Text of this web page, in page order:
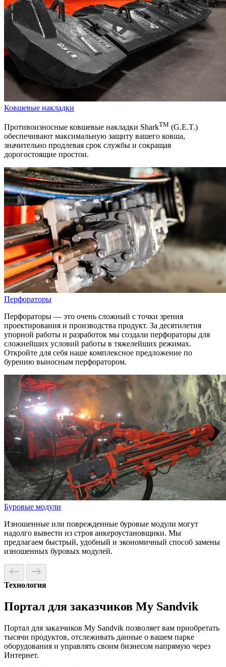
Ковшевые накладки
Противоизносные ковшевые накладки SharkТМ (G.E.T.)
обеспечивают максимальную защиту вашего ковша,
значительно продлевая срок службы и сокращая
дорогостоящие простои.
Перфораторы
Перфораторы — это очень сложный с точки зрения
проектирования и производства продукт. За десятилетия
упорной работы и разработок мы создали перфораторы для
сложнейших условий работы в тяжелейших режимах.
Откройте для себя наше комплексное предложение по
бурению выносным перфоратором.
Буровые модули
Изношенные или поврежденные буровые модули могут
надолго вывести из строя анкероустановщики. Мы
предлагаем быстрый, удобный и экономичный способ замены
изношенных буровых модулей.
Технология
Портал для заказчиков My Sandvik
Портал для заказчиков My Sandvik позволяет вам приобретать
тысячи продуктов, отслеживать данные о вашем парке
оборудования и управлять своим бизнесом напрямую через
Интернет.